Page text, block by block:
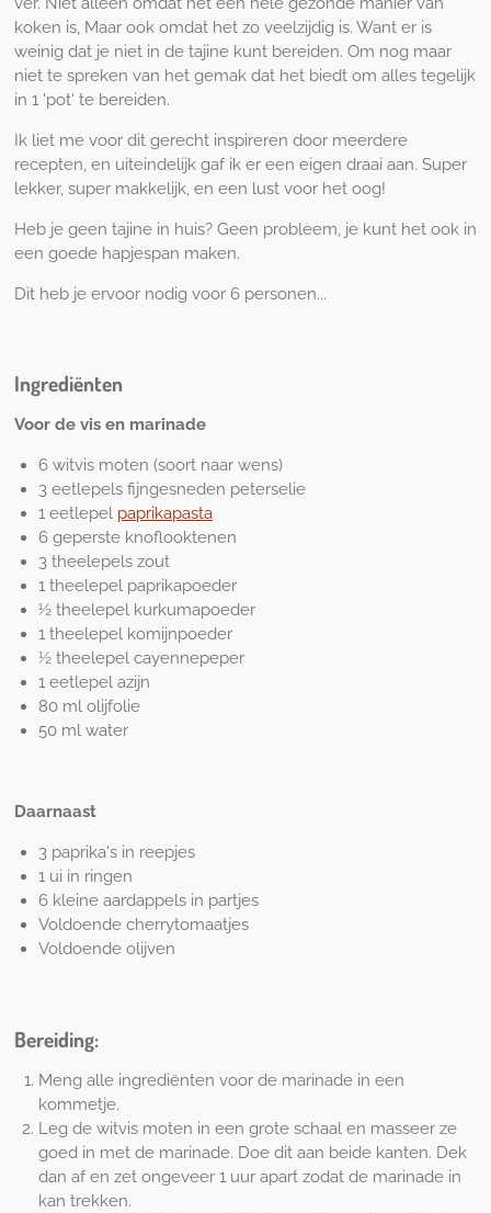
s
koken is, Maar ook omdat het zo veelzijdig is. Want er is
weinig dat je niet in de tajine kunt bereiden. Om nog maar
niet te spreken van het gemak dat het biedt om alles tegelijk
in 1 'pot' te bereiden.
Ik liet me voor dit gerecht inspireren door meerdere
recepten, en uiteindelijk gaf ik er een eigen draai aan. Super
lekker, super makkelijk, en een lust voor het oog!
Heb je geen tajine in huis? Geen probleem, je kunt het ook in
een goede hapjespan maken.
Dit heb je ervoor nodig voor 6 personen...
Ingrediënten
Voor de vis en marinade
6 witvis moten (soort naar wens)
3 eetlepels fijngesneden peterselie
1 eetlepel paprikapasta
6 geperste knoflooktenen
3 theelepels zout
1 theelepel paprikapoeder
½ theelepel kurkumapoeder
1 theelepel komijnpoeder
½ theelepel cayennepeper
1 eetlepel azijn
80 ml olijfolie
50 ml water
Daarnaast
3 paprika's in reepjes
1 ui in ringen
6 kleine aardappels in partjes
Voldoende cherrytomaatjes
Voldoende olijven
Bereiding:
Meng alle ingrediënten voor de marinade in een
kommetje.
Leg de witvis moten in een grote schaal en masseer ze
goed in met de marinade. Doe dit aan beide kanten. Dek
dan af en zet ongeveer 1 uur apart zodat de marinade in
kan trekken.